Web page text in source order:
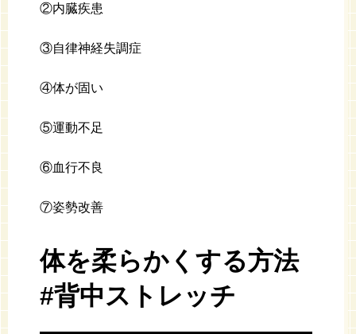
②内臓疾患
③自律神経失調症
④体が固い
⑤運動不足
⑥血行不良
⑦姿勢改善
体を柔らかくする方法
#背中ストレッチ